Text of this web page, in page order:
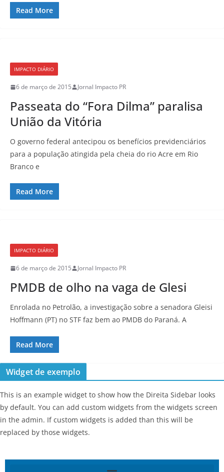
Read More
IMPACTO DIÁRIO
6 de março de 2015 Jornal Impacto PR
Passeata do “Fora Dilma” paralisa
União da Vitória
O governo federal antecipou os benefícios previdenciários
para a população atingida pela cheia do rio Acre em Rio
Branco e
Read More
IMPACTO DIÁRIO
6 de março de 2015 Jornal Impacto PR
PMDB de olho na vaga de Glesi
Enrolada no Petrolão, a investigação sobre a senadora Gleisi
Hoffmann (PT) no STF faz bem ao PMDB do Paraná. A
Read More
Widget de exemplo
This is an example widget to show how the Direita Sidebar looks
by default. You can add custom widgets from the widgets screen
in the admin. If custom widgets is added than this will be
replaced by those widgets.